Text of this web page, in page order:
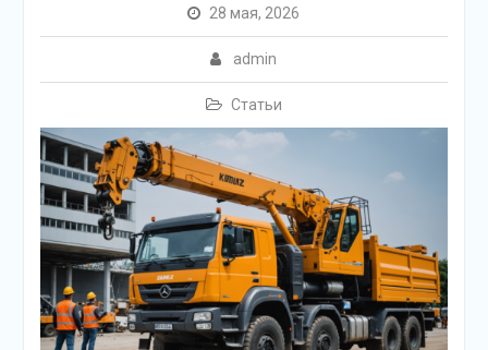
28 мая, 2026
admin
Статьи